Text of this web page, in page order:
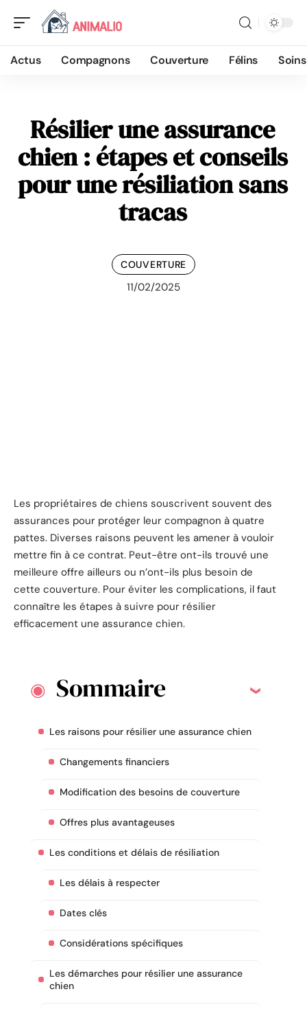
Actus Compagnons Couverture Félins Soins
Résilier une assurance
chien : étapes et conseils
pour une résiliation sans
tracas
COUVERTURE
11/02/2025
Les propriétaires de chiens souscrivent souvent des
assurances pour protéger leur compagnon à quatre
pattes. Diverses raisons peuvent les amener à vouloir
mettre fin à ce contrat. Peut-être ont-ils trouvé une
meilleure offre ailleurs ou n’ont-ils plus besoin de
cette couverture. Pour éviter les complications, il faut
connaître les étapes à suivre pour résilier
efficacement une assurance chien.
Sommaire
Les raisons pour résilier une assurance chien
Changements financiers
Modification des besoins de couverture
Offres plus avantageuses
Les conditions et délais de résiliation
Les délais à respecter
Dates clés
Considérations spécifiques
Les démarches pour résilier une assurance
chien